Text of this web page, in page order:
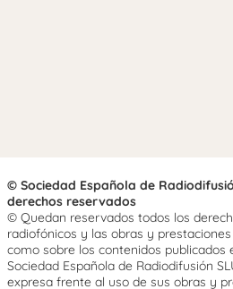
© Sociedad Española de
derechos reservados
© Quedan reservados todos los
radiofónicos y las obras y
como sobre los contenidos publicados
Sociedad Española de Radiodifusión
expresa frente al uso de sus obras y